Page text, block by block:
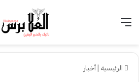
الرئيسية أخبار